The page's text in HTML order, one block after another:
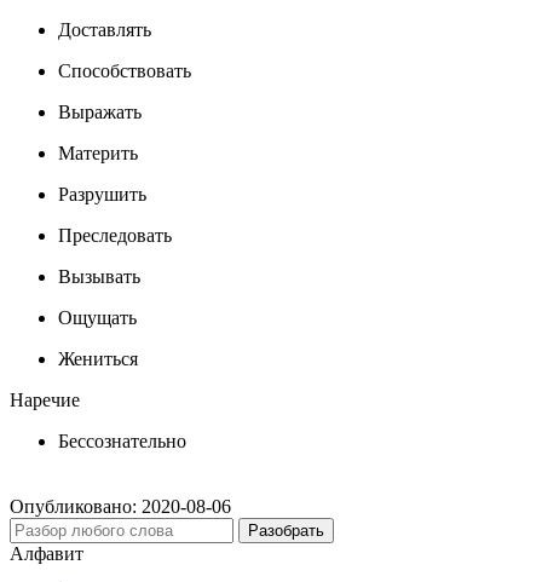
Доставлять
Способствовать
Выражать
Материть
Разрушить
Преследовать
Вызывать
Ощущать
Жениться
Наречие
Бессознательно
Опубликовано: 2020-08-06
Разобрать
Алфавит